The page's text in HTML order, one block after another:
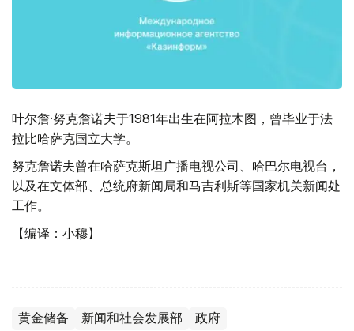
叶尔詹·努克詹诺夫于1981年出生在阿拉木图，曾毕业于法
拉比哈萨克国立大学。
努克詹诺夫曾在哈萨克斯坦广播电视公司、哈巴尔电视台，
以及在文体部、总统府新闻局和马吉利斯等国家机关新闻处
工作。
【编译：小穆】
黄金储备 新闻和社会发展部 政府